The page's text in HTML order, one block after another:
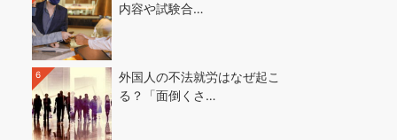
内容や試験合…
6
外国人の不法就労はなぜ起こ
る？「面倒くさ…